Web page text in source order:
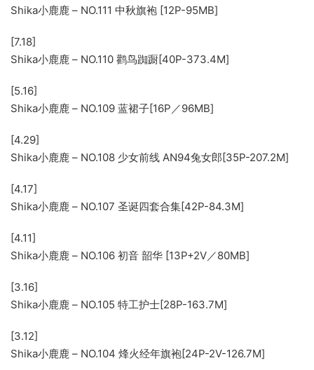
Shika小鹿鹿 – NO.111 中秋旗袍 [12P-95MB]
[7.18]
Shika小鹿鹿 – NO.110 鹳鸟踟蹰[40P-373.4M]
[5.16]
Shika小鹿鹿 – NO.109 蓝裙子[16P／96MB]
[4.29]
Shika小鹿鹿 – NO.108 少女前线 AN94兔女郎[35P-207.2M]
[4.17]
Shika小鹿鹿 – NO.107 圣诞四套合集[42P-84.3M]
[4.11]
Shika小鹿鹿 – NO.106 初音 韶华 [13P+2V／80MB]
[3.16]
Shika小鹿鹿 – NO.105 特工护士[28P-163.7M]
[3.12]
Shika小鹿鹿 – NO.104 烽火经年旗袍[24P-2V-126.7M]